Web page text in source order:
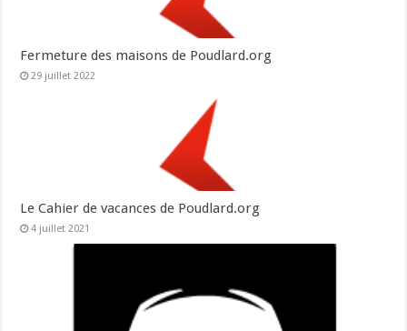
Fermeture des maisons de Poudlard.org
29 juillet 2022
Le Cahier de vacances de Poudlard.org
4 juillet 2021